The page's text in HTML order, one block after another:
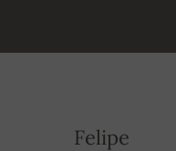
Felipe